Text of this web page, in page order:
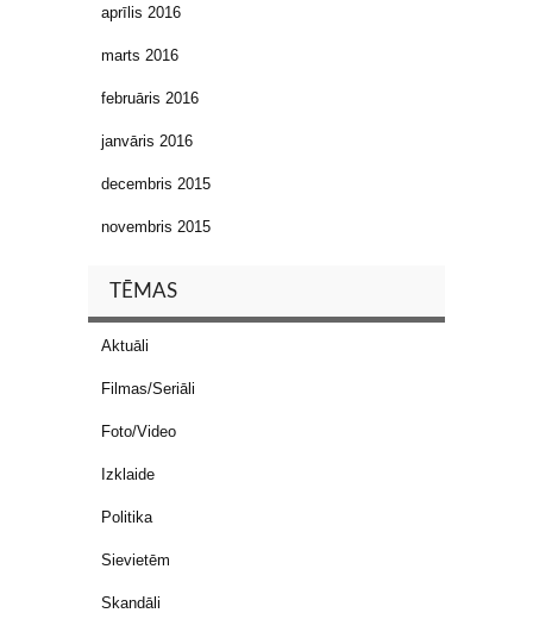
aprīlis 2016
marts 2016
februāris 2016
janvāris 2016
decembris 2015
novembris 2015
TĒMAS
Aktuāli
Filmas/Seriāli
Foto/Video
Izklaide
Politika
Sievietēm
Skandāli